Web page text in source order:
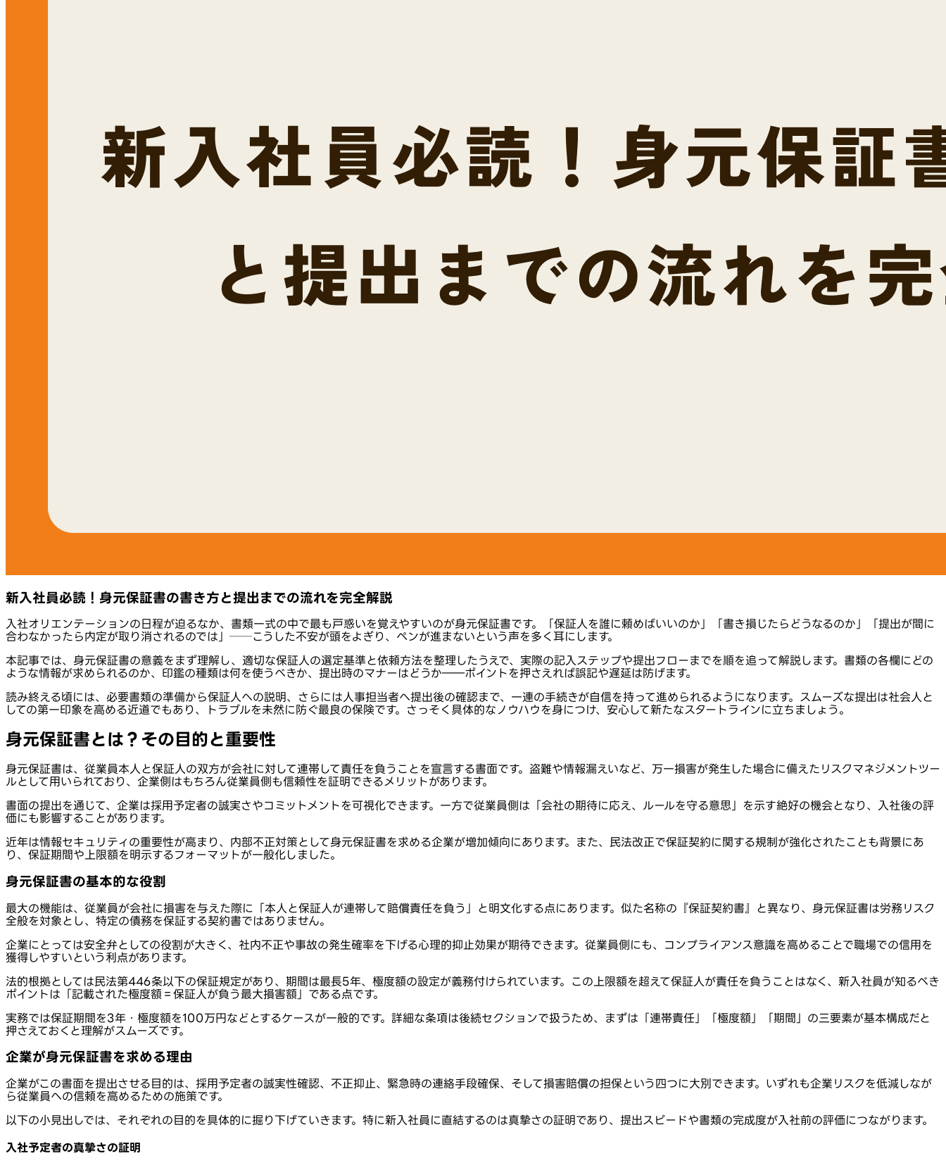
新入社員必読！身元保証書の書き方と提出までの流れを完全解説
入社オリエンテーションの日程が迫るなか、書類一式の中で最も戸惑いを覚えやすいのが身元保証書です。「保証人を誰に頼めばいいのか」「書き損じたらどうなるのか」「提出が間に
合わなかったら内定が取り消されるのでは」──こうした不安が頭をよぎり、ペンが進まないという声を多く耳にします。
本記事では、身元保証書の意義をまず理解し、適切な保証人の選定基準と依頼方法を整理したうえで、実際の記入ステップや提出フローまでを順を追って解説します。書類の各欄にどの
ような情報が求められるのか、印鑑の種類は何を使うべきか、提出時のマナーはどうか――ポイントを押さえれば誤記や遅延は防げます。
読み終える頃には、必要書類の準備から保証人への説明、さらには人事担当者へ提出後の確認まで、一連の手続きが自信を持って進められるようになります。スムーズな提出は社会人と
しての第一印象を高める近道でもあり、トラブルを未然に防ぐ最良の保険です。さっそく具体的なノウハウを身につけ、安心して新たなスタートラインに立ちましょう。
身元保証書とは？その目的と重要性
身元保証書は、従業員本人と保証人の双方が会社に対して連帯して責任を負うことを宣言する書面です。盗難や情報漏えいなど、万一損害が発生した場合に備えたリスクマネジメントツー
ルとして用いられており、企業側はもちろん従業員側も信頼性を証明できるメリットがあります。
書面の提出を通じて、企業は採用予定者の誠実さやコミットメントを可視化できます。一方で従業員側は「会社の期待に応え、ルールを守る意思」を示す絶好の機会となり、入社後の評
価にも影響することがあります。
近年は情報セキュリティの重要性が高まり、内部不正対策として身元保証書を求める企業が増加傾向にあります。また、民法改正で保証契約に関する規制が強化されたことも背景にあ
り、保証期間や上限額を明示するフォーマットが一般化しました。
身元保証書の基本的な役割
最大の機能は、従業員が会社に損害を与えた際に「本人と保証人が連帯して賠償責任を負う」と明文化する点にあります。似た名称の『保証契約書』と異なり、身元保証書は労務リスク
全般を対象とし、特定の債務を保証する契約書ではありません。
企業にとっては安全弁としての役割が大きく、社内不正や事故の発生確率を下げる心理的抑止効果が期待できます。従業員側にも、コンプライアンス意識を高めることで職場での信用を
獲得しやすいという利点があります。
法的根拠としては民法第446条以下の保証規定があり、期間は最長5年、極度額の設定が義務付けられています。この上限額を超えて保証人が責任を負うことはなく、新入社員が知るべき
ポイントは「記載された極度額＝保証人が負う最大損害額」である点です。
実務では保証期間を3年・極度額を100万円などとするケースが一般的です。詳細な条項は後続セクションで扱うため、まずは「連帯責任」「極度額」「期間」の三要素が基本構成だと
押さえておくと理解がスムーズです。
企業が身元保証書を求める理由
企業がこの書面を提出させる目的は、採用予定者の誠実性確認、不正抑止、緊急時の連絡手段確保、そして損害賠償の担保という四つに大別できます。いずれも企業リスクを低減しなが
ら従業員への信頼を高めるための施策です。
以下の小見出しでは、それぞれの目的を具体的に掘り下げていきます。特に新入社員に直結するのは真摯さの証明であり、提出スピードや書類の完成度が入社前の評価につながります。
入社予定者の真摯さの証明